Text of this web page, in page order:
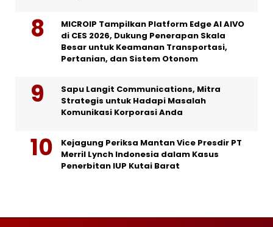
MICROIP Tampilkan Platform Edge AI AIVO
di CES 2026, Dukung Penerapan Skala
Besar untuk Keamanan Transportasi,
Pertanian, dan Sistem Otonom
Sapu Langit Communications, Mitra
Strategis untuk Hadapi Masalah
Komunikasi Korporasi Anda
Kejagung Periksa Mantan Vice Presdir PT
Merril Lynch Indonesia dalam Kasus
Penerbitan IUP Kutai Barat